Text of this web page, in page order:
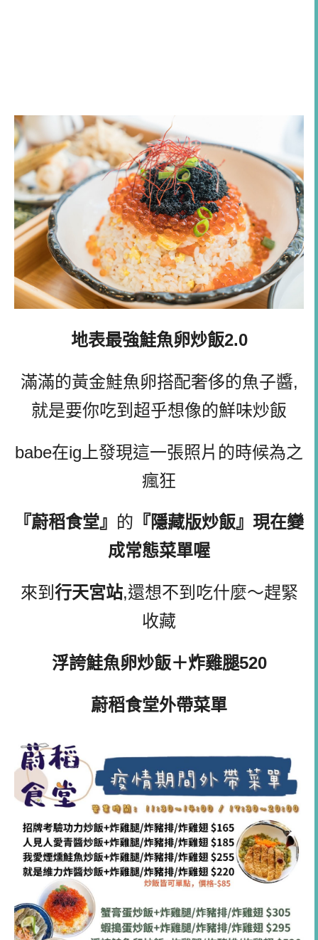
地表最強鮭魚卵炒飯2.0
滿滿的黃金鮭魚卵搭配奢侈的魚子醬,
就是要你吃到超乎想像的鮮味炒飯
babe在ig上發現這一張照片的時候為之
瘋狂
『蔚稻食堂』 的 『隱藏版炒飯』現在變
成常態菜單喔
來到 行天宮站,還想不到吃什麼～趕緊
收藏
浮誇鮭魚卵炒飯＋炸雞腿520
蔚稻食堂外帶菜單